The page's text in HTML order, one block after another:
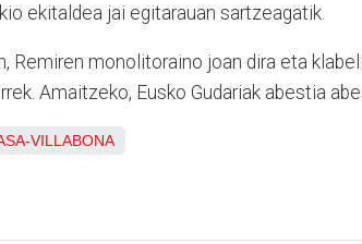
ekitaldea jai egitarauan sartzeagatik.
Remiren monolitoraino joan dira eta
Amaitzeko, Eusko Gudariak abestia
VILLABONA